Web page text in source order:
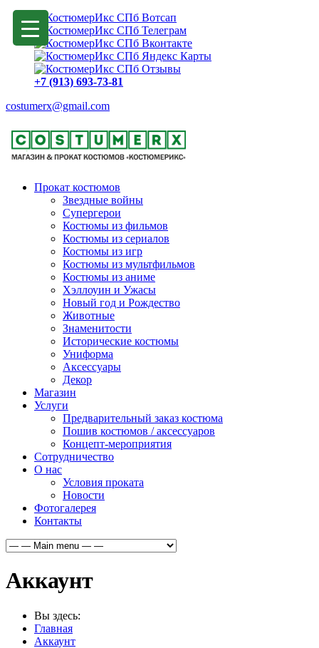
+7 (913) 693-73-81
costumerx@gmail.com
Прокат костюмов
Звездные войны
Супергерои
Костюмы из фильмов
Костюмы из сериалов
Костюмы из игр
Костюмы из мультфильмов
Костюмы из аниме
Хэллоуин и Ужасы
Новый год и Рождество
Животные
Знаменитости
Исторические костюмы
Униформа
Аксессуары
Декор
Магазин
Услуги
Предварительный заказ костюма
Пошив костюмов / аксессуаров
Концепт-мероприятия
Сотрудничество
О нас
Условия проката
Новости
Фотогалерея
Контакты
Аккаунт
Вы здесь:
Главная
Аккаунт